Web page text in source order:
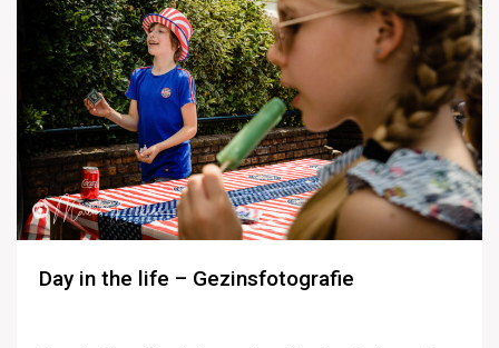
Day in the life – Gezinsfotografie